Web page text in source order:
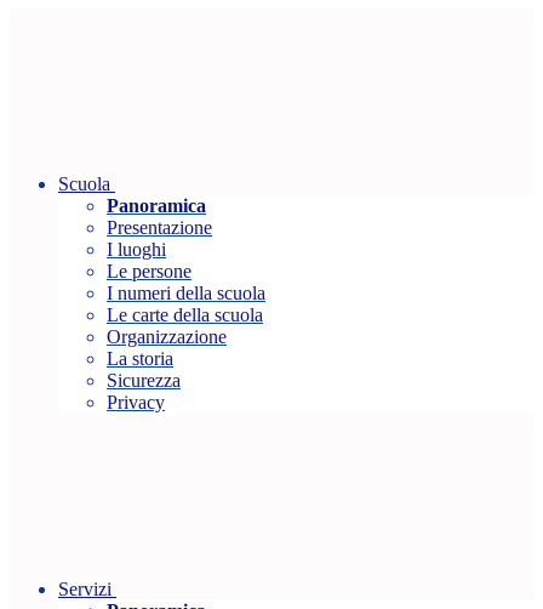
Scuola
Panoramica
Presentazione
I luoghi
Le persone
I numeri della scuola
Le carte della scuola
Organizzazione
La storia
Sicurezza
Privacy
Servizi